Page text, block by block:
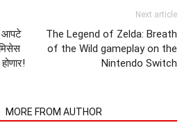
आपटे
Next article
The Legend of Zelda: Breath
of the Wild gameplay on the
Nintendo Switch
MORE FROM AUTHOR